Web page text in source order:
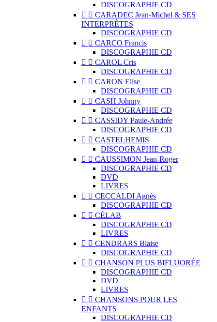
DISCOGRAPHIE CD
  CARADEC Jean-Michel & SES
INTERPRÈTES
DISCOGRAPHIE CD
  CARCO Francis
DISCOGRAPHIE CD
  CAROL Cris
DISCOGRAPHIE CD
  CARON Elise
DISCOGRAPHIE CD
  CASH Johnny
DISCOGRAPHIE CD
  CASSIDY Paule-Andrée
DISCOGRAPHIE CD
  CASTELHEMIS
DISCOGRAPHIE CD
  CAUSSIMON Jean-Roger
DISCOGRAPHIE CD
DVD
LIVRES
  CECCALDI Agnès
DISCOGRAPHIE CD
  CÉLAB
DISCOGRAPHIE CD
LIVRES
  CENDRARS Blaise
DISCOGRAPHIE CD
  CHANSON PLUS BIFLUORÉE
DISCOGRAPHIE CD
DVD
LIVRES
  CHANSONS POUR LES
ENFANTS
DISCOGRAPHIE CD